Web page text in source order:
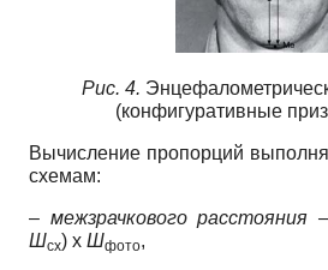
Рис. 4.
(конфигуративные
Вычисление пропорций
схемам:
– межзрачкового расстояния –
Шсх) х Шфото,